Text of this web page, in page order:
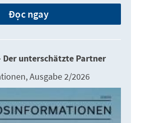
Đọc ngay
unterschätzte Partner
Ausgabe 2/2026